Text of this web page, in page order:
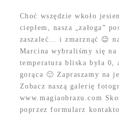
Choć wszędzie wkoło
ciepłem, nasza „załoga”
zaszaleć… i zmarznąć 😉
Marcina wybraliśmy się
temperatura bliska była 0,
gorąca 🙂 Zapraszamy na
Zobacz naszą galerię
www.magiaobrazu.com
poprzez formularz